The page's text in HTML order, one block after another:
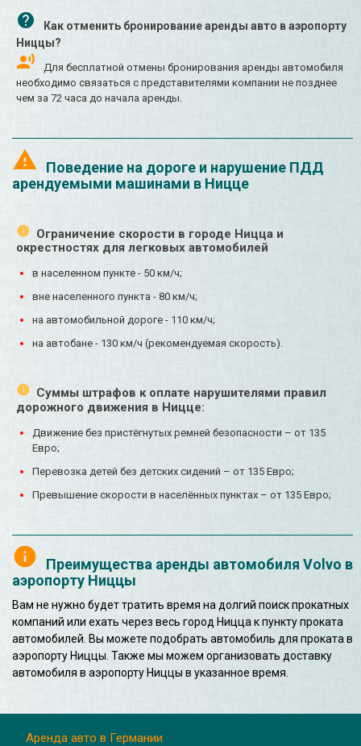
Как отменить бронирование аренды авто в аэропорту
Ниццы?
Для бесплатной отмены бронирования аренды автомобиля
необходимо связаться с представителями компании не позднее
чем за 72 часа до начала аренды.
Поведение на дороге и нарушение ПДД
арендуемыми машинами в Ницце
Ограничение скорости в городе Ницца и
окрестностях для легковых автомобилей
в населенном пункте - 50 км/ч;
вне населенного пункта - 80 км/ч;
на автомобильной дороге - 110 км/ч;
на автобане - 130 км/ч (рекомендуемая скорость).
Суммы штрафов к оплате нарушителями правил
дорожного движения в Ницце:
Движение без пристёгнутых ремней безопасности – от 135
Евро;
Перевозка детей без детских сидений – от 135 Евро;
Превышение скорости в населённых пунктах – от 135 Евро;
Преимущества аренды автомобиля Volvo в
аэропорту Ниццы
Вам не нужно будет тратить время на долгий поиск прокатных
компаний или ехать через весь город Ницца к пункту проката
автомобилей. Вы можете подобрать автомобиль для проката в
аэропорту Ниццы. Также мы можем организовать доставку
автомобиля в аэропорту Ниццы в указанное время.
Аренда авто в Германии